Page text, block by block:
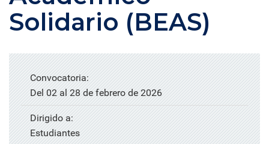
Solidario (BEAS)
Convocatoria:
Del 02 al 28 de febrero de 2026
Dirigido a:
Estudiantes